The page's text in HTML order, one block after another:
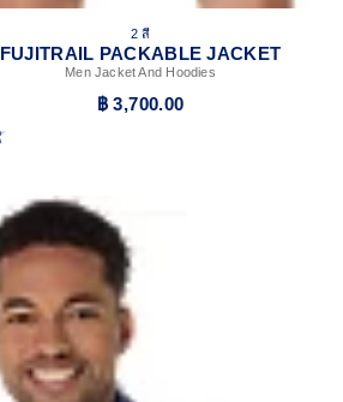
2 สี
FUJITRAIL PACKABLE JACKET
Men Jacket And Hoodies
฿ 3,700.00